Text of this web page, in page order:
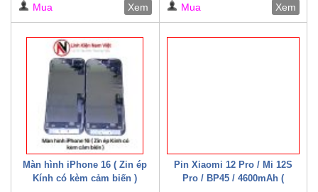
Mua Xem Mua Xem
Màn hình iPhone 16 ( Zin ép
Kính có kèm cảm biến )
Pin Xiaomi 12 Pro / Mi 12S
Pro / BP45 / 4600mAh (